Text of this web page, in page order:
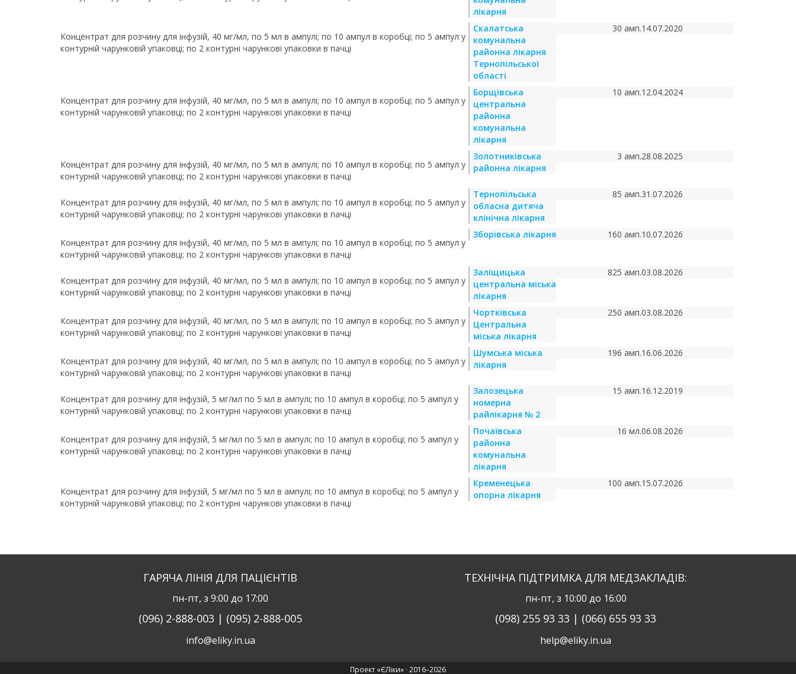
лікарня
Концентрат для розчину для інфузій, 40 мг/мл, по 5 мл в ампулі; по 10 ампул в коробці; по 5 ампул у
контурній чарунковій упаковці; по 2 контурні чарункові упаковки в пачці
Скалатська
комунальна
районна лікарня
Тернопільської
області
30 амп.14.07.2020
Концентрат для розчину для інфузій, 40 мг/мл, по 5 мл в ампулі; по 10 ампул в коробці; по 5 ампул у
контурній чарунковій упаковці; по 2 контурні чарункові упаковки в пачці
Борщівська
центральна
районна
комунальна
лікарня
10 амп.12.04.2024
Концентрат для розчину для інфузій, 40 мг/мл, по 5 мл в ампулі; по 10 ампул в коробці; по 5 ампул у
контурній чарунковій упаковці; по 2 контурні чарункові упаковки в пачці
Золотниківська
районна лікарня
3 амп.28.08.2025
Концентрат для розчину для інфузій, 40 мг/мл, по 5 мл в ампулі; по 10 ампул в коробці; по 5 ампул у
контурній чарунковій упаковці; по 2 контурні чарункові упаковки в пачці
Тернопільська
обласна дитяча
клінічна лікарня
85 амп.31.07.2026
Концентрат для розчину для інфузій, 40 мг/мл, по 5 мл в ампулі; по 10 ампул в коробці; по 5 ампул у
контурній чарунковій упаковці; по 2 контурні чарункові упаковки в пачці
Зборівська лікарня 160 амп.10.07.2026
Концентрат для розчину для інфузій, 40 мг/мл, по 5 мл в ампулі; по 10 ампул в коробці; по 5 ампул у
контурній чарунковій упаковці; по 2 контурні чарункові упаковки в пачці
Заліщицька
центральна міська
лікарня
825 амп.03.08.2026
Концентрат для розчину для інфузій, 40 мг/мл, по 5 мл в ампулі; по 10 ампул в коробці; по 5 ампул у
контурній чарунковій упаковці; по 2 контурні чарункові упаковки в пачці
Чортківська
Центральна
міська лікарня
250 амп.03.08.2026
Концентрат для розчину для інфузій, 40 мг/мл, по 5 мл в ампулі; по 10 ампул в коробці; по 5 ампул у
контурній чарунковій упаковці; по 2 контурні чарункові упаковки в пачці
Шумська міська
лікарня
196 амп.16.06.2026
Концентрат для розчину для інфузій, 5 мг/мл по 5 мл в ампулі; по 10 ампул в коробці; по 5 ампул у
контурній чарунковій упаковці; по 2 контурні чарункові упаковки в пачці
Залозецька
номерна
райлікарня № 2
15 амп.16.12.2019
Концентрат для розчину для інфузій, 5 мг/мл по 5 мл в ампулі; по 10 ампул в коробці; по 5 ампул у
контурній чарунковій упаковці; по 2 контурні чарункові упаковки в пачці
Почаївська
районна
комунальна
лікарня
16 мл.06.08.2026
Концентрат для розчину для інфузій, 5 мг/мл по 5 мл в ампулі; по 10 ампул в коробці; по 5 ампул у
контурній чарунковій упаковці; по 2 контурні чарункові упаковки в пачці
Кременецька
опорна лікарня
100 амп.15.07.2026
ГАРЯЧА ЛІНІЯ ДЛЯ ПАЦІЄНТІВ
пн-пт, з 9:00 до 17:00
(096) 2-888-003 | (095) 2-888-005
info@eliky.in.ua
ТЕХНІЧНА ПІДТРИМКА ДЛЯ МЕДЗАКЛАДІВ:
пн-пт, з 10:00 до 16:00
(098) 255 93 33 | (066) 655 93 33
help@eliky.in.ua
Проект «ЄЛіки» · 2016–2026